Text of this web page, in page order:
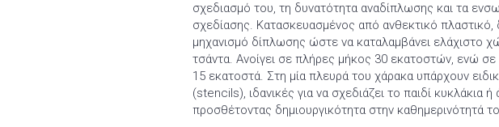
σχεδιασμό του, τη δυνατότητα αναδίπλωσης και τα
σχεδίασης. Κατασκευασμένος από ανθεκτικό πλαστικό,
μηχανισμό δίπλωσης ώστε να καταλαμβάνει ελάχιστο
τσάντα. Ανοίγει σε πλήρες μήκος 30 εκατοστών, ενώ σε
15 εκατοστά. Στη μία πλευρά του χάρακα υπάρχουν
(stencils), ιδανικές για να σχεδιάζει το παιδί κυκλάκια
προσθέτοντας δημιουργικότητα στην καθημερινότητά